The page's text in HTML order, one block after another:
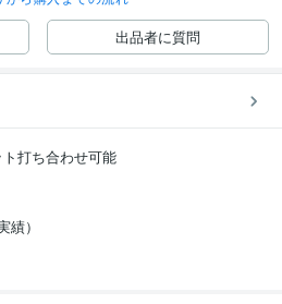
出品者に質問
打ち合わせ可能
績）